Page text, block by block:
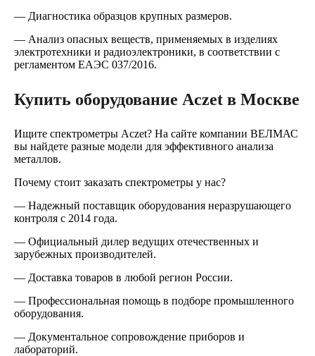
— Диагностика образцов крупных размеров.
— Анализ опасных веществ, применяемых в изделиях
электротехники и радиоэлектроники, в соответствии с
регламентом ЕАЭС 037/2016.
Купить оборудование Aczet в Москве
Ищите спектрометры Aczet? На сайте компании ВЕЛМАС
вы найдете разные модели для эффективного анализа
металлов.
Почему стоит заказать спектрометры у нас?
— Надежный поставщик оборудования неразрушающего
контроля с 2014 года.
— Официальный дилер ведущих отечественных и
зарубежных производителей.
— Доставка товаров в любой регион России.
— Профессиональная помощь в подборе промышленного
оборудования.
— Документальное сопровождение приборов и
лабораторий.